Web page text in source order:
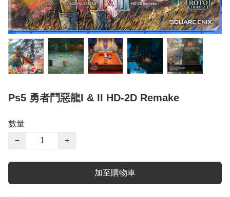
Ps5 勇者鬥惡龍I & II HD-2D Remake
數量
−
+
加至購物車